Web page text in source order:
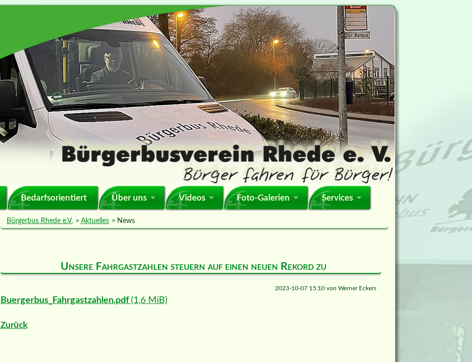
Bedarfsorientiert Über uns Videos Foto-Galerien Services
Bürgerbus Rhede e.V. Aktuelles News
Unsere Fahrgastzahlen steuern auf einen neuen Rekord zu
2023-10-07 15:10 vonWerner Eckers
Buergerbus_Fahrgastzahlen.pdf(1,6 MiB)
Zurück